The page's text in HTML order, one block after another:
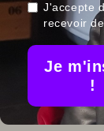
©
J'accepte
recevoir
Je
!